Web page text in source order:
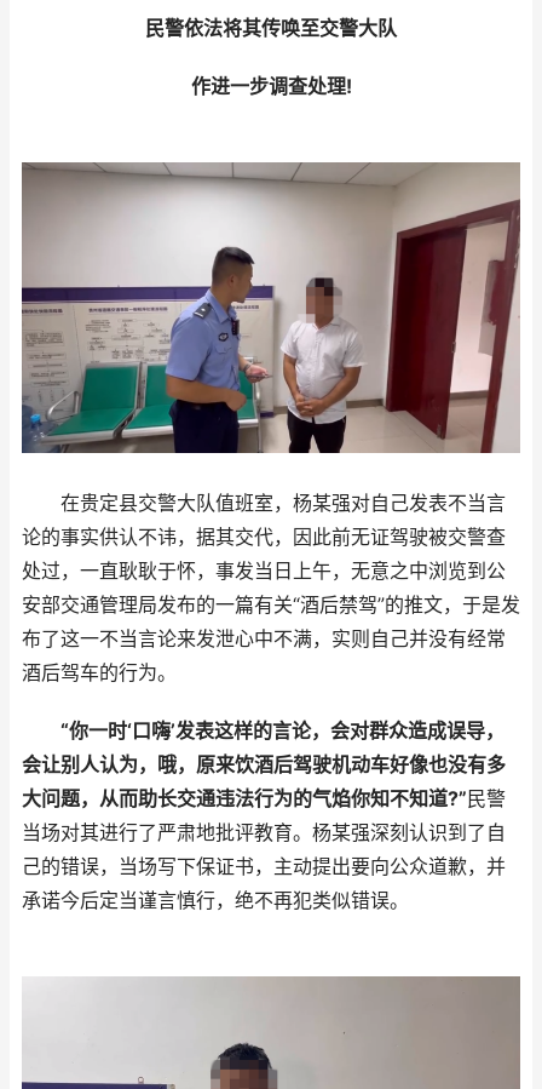
民警依法将其传唤至交警大队
作进一步调查处理!
在贵定县交警大队值班室，杨某强对自己发表不当言
论的事实供认不讳，据其交代，因此前无证驾驶被交警查
处过，一直耿耿于怀，事发当日上午，无意之中浏览到公
安部交通管理局发布的一篇有关“酒后禁驾”的推文，于是发
布了这一不当言论来发泄心中不满，实则自己并没有经常
酒后驾车的行为。
“你一时‘口嗨’发表这样的言论，会对群众造成误导，
会让别人认为，哦，原来饮酒后驾驶机动车好像也没有多
大问题，从而助长交通违法行为的气焰你知不知道?” 民警
当场对其进行了严肃地批评教育。杨某强深刻认识到了自
己的错误，当场写下保证书，主动提出要向公众道歉，并
承诺今后定当谨言慎行，绝不再犯类似错误。